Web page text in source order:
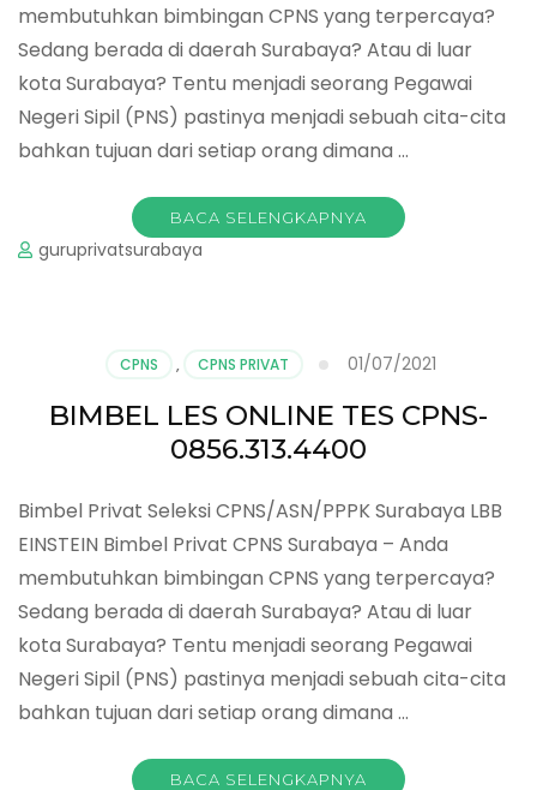
membutuhkan bimbingan CPNS yang terpercaya?
Sedang berada di daerah Surabaya? Atau di luar
kota Surabaya? Tentu menjadi seorang Pegawai
Negeri Sipil (PNS) pastinya menjadi sebuah cita-cita
bahkan tujuan dari setiap orang dimana …
BACA SELENGKAPNYA
guruprivatsurabaya
CPNS , CPNS PRIVAT 01/07/2021
BIMBEL LES ONLINE TES CPNS-
0856.313.4400
Bimbel Privat Seleksi CPNS/ASN/PPPK Surabaya LBB
EINSTEIN Bimbel Privat CPNS Surabaya – Anda
membutuhkan bimbingan CPNS yang terpercaya?
Sedang berada di daerah Surabaya? Atau di luar
kota Surabaya? Tentu menjadi seorang Pegawai
Negeri Sipil (PNS) pastinya menjadi sebuah cita-cita
bahkan tujuan dari setiap orang dimana …
BACA SELENGKAPNYA